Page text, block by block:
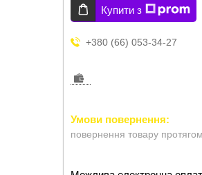
Купити з
+380 (66) 053-34-27
повернення товару